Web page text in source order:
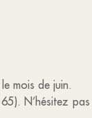
mois de juin.
N’hésitez